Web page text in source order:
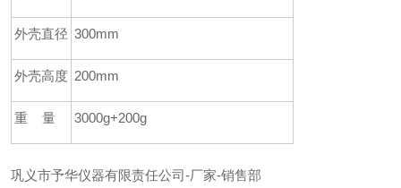
外壳直径 300mm
外壳高度 200mm
重 量 3000g+200g
巩义市予华仪器有限责任公司-厂家-销售部